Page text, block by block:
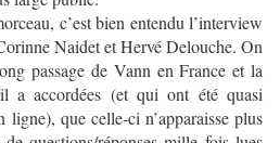
c’est bien entendu l’interview
Naidet et Hervé Delouche. On
passage de Vann en France et la
a accordées (et qui ont été quasi
ligne), que celle-ci n’apparaisse plus